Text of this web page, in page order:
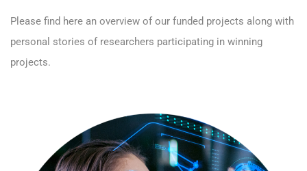
Please find here an overview of our funded projects along with
personal stories of researchers participating in winning
projects.